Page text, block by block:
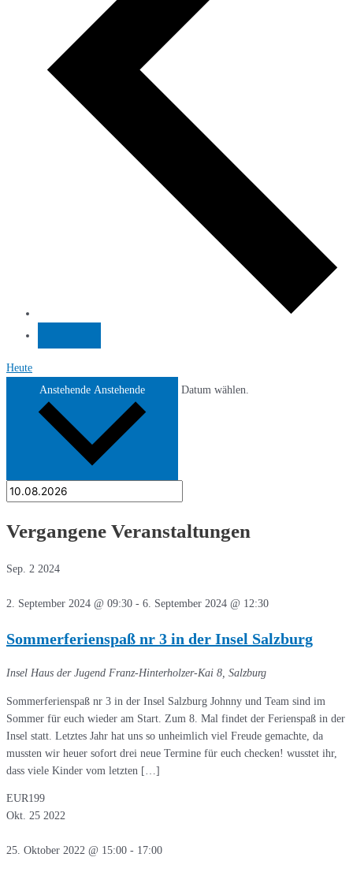
Heute
Anstehende Anstehende Datum wählen.
Vergangene Veranstaltungen
Sep. 2 2024
2. September 2024 @ 09:30 - 6. September 2024 @ 12:30
Sommerferienspaß nr 3 in der Insel Salzburg
Insel Haus der Jugend Franz-Hinterholzer-Kai 8, Salzburg
Sommerferienspaß nr 3 in der Insel Salzburg Johnny und Team sind im
Sommer für euch wieder am Start. Zum 8. Mal findet der Ferienspaß in der
Insel statt. Letztes Jahr hat uns so unheimlich viel Freude gemachte, da
mussten wir heuer sofort drei neue Termine für euch checken! wusstet ihr,
dass viele Kinder vom letzten […]
EUR199
Okt. 25 2022
25. Oktober 2022 @ 15:00 - 17:00